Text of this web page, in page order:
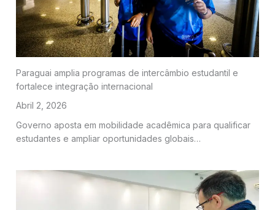
Paraguai amplia programas de intercâmbio estudantil e
fortalece integração internacional
Abril 2, 2026
Governo aposta em mobilidade acadêmica para qualificar
estudantes e ampliar oportunidades globais…